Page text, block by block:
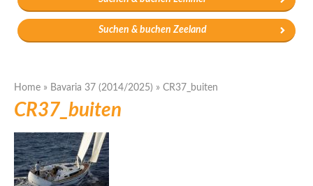
Suchen & buchen Zeeland
Home » Bavaria 37 (2014/2025) » CR37_buiten
CR37_buiten